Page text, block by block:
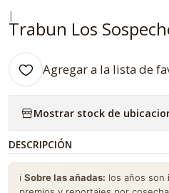
|
Trabun Los
Agregar a la lista de
Mostrar stock de
DESCRIPCIÓN
ℹ️ Sobre las añadas: los años son